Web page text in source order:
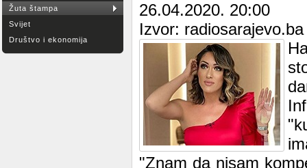
Žuta štampa
Svijet
Društvo i ekonomija
26.04.2020. 20:00
Izvor: radiosarajevo.ba
"Znam da nisam